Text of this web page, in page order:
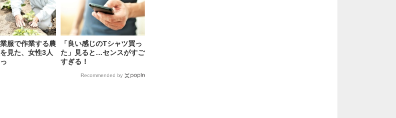
服で作業する農
見た、女性3人
「良い感じのTシャツ買っ
た」見ると…センスがすご
すぎる！
Recommended by